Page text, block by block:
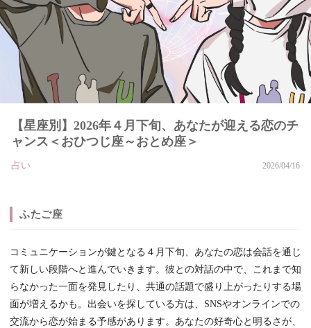
【星座別】2026年４月下旬、あなたが迎える恋のチ
ャンス＜おひつじ座～おとめ座＞
占い 2026/04/16
ふたご座
コミュニケーションが鍵となる４月下旬、あなたの恋は会話を通じ
て新しい段階へと進んでいきます。彼との対話の中で、これまで知
らなかった一面を発見したり、共通の話題で盛り上がったりする場
面が増えるかも。出会いを探している方は、SNSやオンラインでの
交流から恋が始まる予感があります。あなたの好奇心と明るさが、